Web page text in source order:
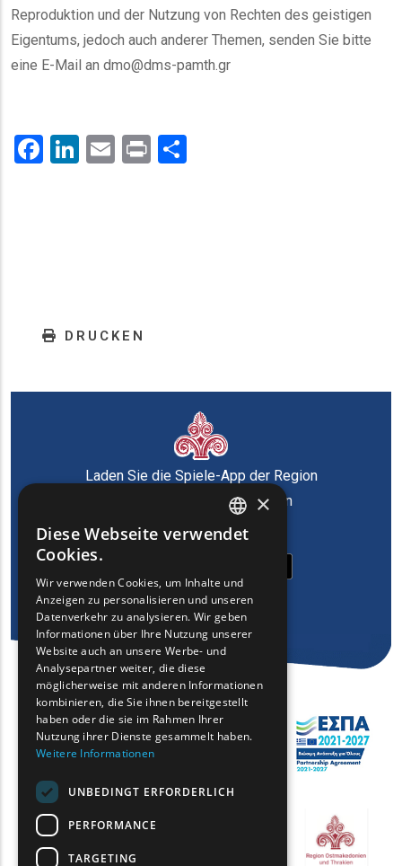
Reproduktion und der Nutzung von Rechten des geistigen
Eigentums, jedoch auch anderer Themen, senden Sie bitte
eine E-Mail an dmo@dms-pamth.gr
Facebook
LinkedIn
Email
Print
DRUCKEN
Laden Sie die Spiele-App der Region
Ostmazedonien und Thrakien
ENGLISH
FRENCH
BULGARIAN
ROMANIAN
TURKISH
×
Diese Webseite verwendet
Cookies.
Wir verwenden Cookies, um Inhalte und
Anzeigen zu personalisieren und unseren
Datenverkehr zu analysieren. Wir geben
Informationen über Ihre Nutzung unserer
Website auch an unsere Werbe- und
Analysepartner weiter, die diese
möglicherweise mit anderen Informationen
kombinieren, die Sie ihnen bereitgestellt
haben oder die sie im Rahmen Ihrer
Nutzung ihrer Dienste gesammelt haben.
Weitere Informationen
UNBEDINGT ERFORDERLICH
PERFORMANCE
TARGETING